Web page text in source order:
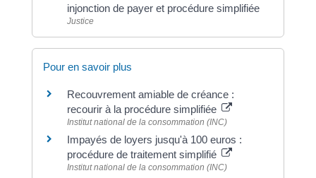
injonction de payer et procédure simplifiée
Justice
Pour en savoir plus
Recouvrement amiable de créance :
recourir à la procédure simplifiée
Institut national de la consommation (INC)
Impayés de loyers jusqu'à 100 euros :
procédure de traitement simplifié
Institut national de la consommation (INC)